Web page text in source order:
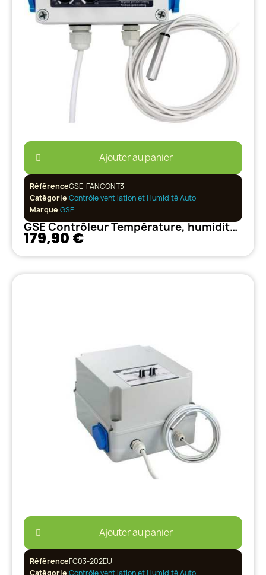
Ajouter au panier
RéférenceGSE-FANCONT3
Catégorie Contrôle ventilation et Humidité Auto
Marque GSE
GSE Contrôleur Température, humidité, vitesse et pression 2A
179,90 €
Ajouter au panier
RéférenceFC03-202EU
Catégorie Contrôle ventilation et Humidité Auto